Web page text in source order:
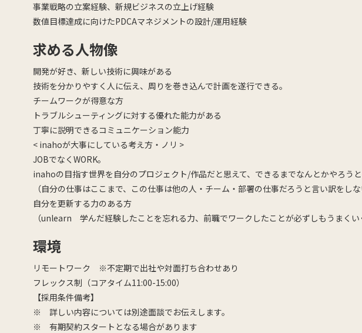
事業戦略の立案経験、新規ビジネスの立上げ経験
数値目標達成に向けたPDCAマネジメントの設計/運用経験
求める人物像
開発が好き、新しい技術に興味がある
技術を分かりやすく人に伝え、周りを巻き込んで計画を遂行できる。
チームワークが得意な方
トラブルシューティングに対する優れた能力がある
丁寧に説明できるコミュニケーション能力
< inahoが大事にしている考え方・ノリ >
JOBでなくWORK。
inahoの目指す世界を自分のプロジェクト/作品だと思えて、できるまでなんとかやろう
（自分の仕事はここまで、この仕事は他の人・チーム・部署の仕事だろうと言い訳をしな
自分を更新する力のある方
（unlearn 学んだ経験したことを忘れる力、前職でワークしたことが必ずしもうまくい
環境
リモートワーク ※不定期で出社や対面打ち合わせあり
フレックス制（コアタイム11:00-15:00）
【採用条件備考】
※ 詳しい内容については別途面談でお伝えします。
※ 有期契約スタートとなる場合があります